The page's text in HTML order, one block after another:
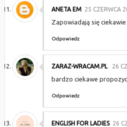
ANETA EM 25 CZERWCA
Zapowiadają się ciekawie
Odpowiedz
ZARAZ-WRACAM.PL 26
bardzo ciekawe
Odpowiedz
ENGLISH FOR LADIES 26